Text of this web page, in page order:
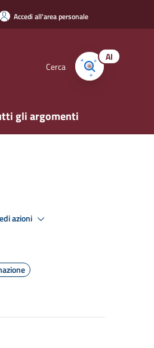
Accedi all'area personale
Cerca
AI
gli argomenti
azioni